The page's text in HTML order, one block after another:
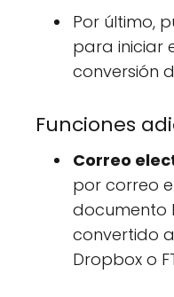
Por último,
para iniciar
conversión
Funciones
Correo
por correo
documento
convertido
Dropbox o